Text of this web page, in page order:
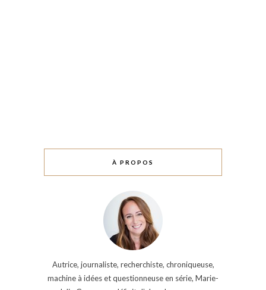
À PROPOS
Autrice, journaliste, recherchiste, chroniqueuse,
machine à idées et questionneuse en série, Marie-